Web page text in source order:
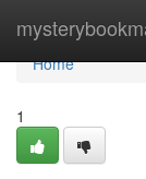
Home
Home
1